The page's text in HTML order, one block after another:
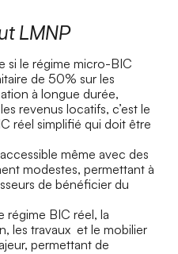
LMNP
si le régime micro-BIC
de 50% sur les
à longue durée,
revenus locatifs, c’est le
réel simplifié qui doit être
même avec des
modestes, permettant à
de bénéficier du
régime BIC réel, la
les travaux et le mobilier
permettant de